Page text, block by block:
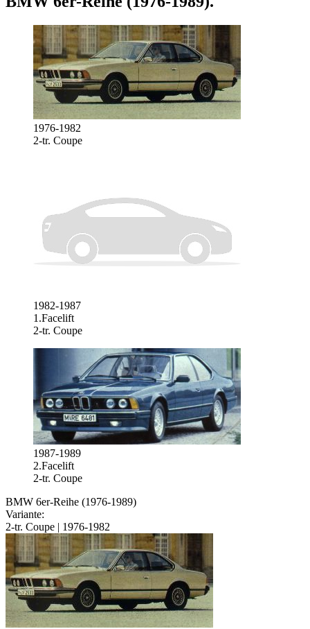
1976-1982
2-tr. Coupe
1982-1987
1.Facelift
2-tr. Coupe
1987-1989
2.Facelift
2-tr. Coupe
BMW 6er-Reihe (1976-1989)
Variante:
2-tr. Coupe | 1976-1982